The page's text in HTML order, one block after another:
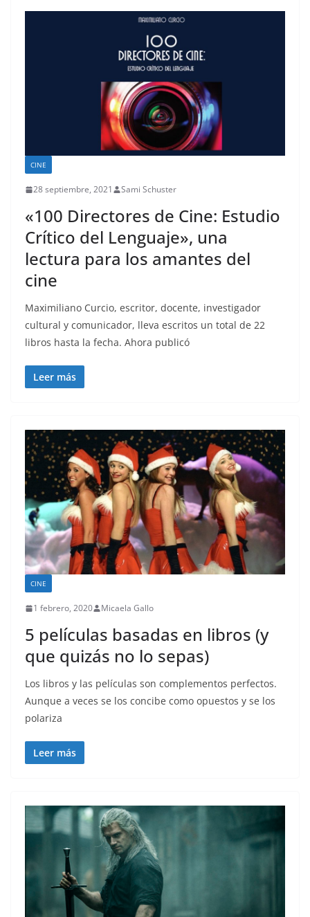
CINE
28 septiembre, 2021 Sami Schuster
«100 Directores de Cine: Estudio
Crítico del Lenguaje», una
lectura para los amantes del
cine
Maximiliano Curcio, escritor, docente, investigador
cultural y comunicador, lleva escritos un total de 22
libros hasta la fecha. Ahora publicó
Leer más
CINE
1 febrero, 2020 Micaela Gallo
5 películas basadas en libros (y
que quizás no lo sepas)
Los libros y las películas son complementos perfectos.
Aunque a veces se los concibe como opuestos y se los
polariza
Leer más